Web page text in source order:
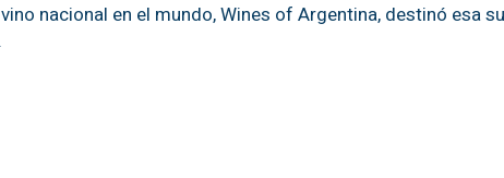
nacional en el mundo, Wines of Argentina, destinó esa